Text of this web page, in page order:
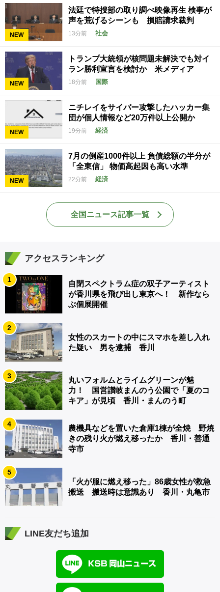
NEW
法廷で特捜部の取り調べ映像再生 検事が
声を荒げるシーンも 損賠請求裁判
13分前 社会
NEW
トランプ大統領が核問題未解決でも対イ
ラン勝利宣言を検討か 米メディア
18分前 国際
NEW
ニチレイをサイバー攻撃したハッカー集
団が個人情報など20万件以上公開か
19分前 経済
NEW
7月の倒産1000件以上 負債総額の半分が
「全東信」 物価高起因も高い水準
22分前 経済
全国ニュース記事一覧
アクセスランキング
1
自閉スペクトラム症の双子アーティスト
が香川県を飛び出し東京へ！ 新作なら
ぶ個展開催
2
女性のスカートの中にスマホを差し入れ
た疑い 男を逮捕 香川
3
丸いフォルムとライムグリーンが魅
力！ 国営讃岐まんのう公園で「夏のコ
キア」が見頃 香川・まんのう町
4
農機具などを置いた倉庫1棟が全焼 野焼
きの残り火が燃え移ったか 香川・善通
寺市
5
「火が服に燃え移った」86歳女性が救急
搬送 搬送時は意識あり 香川・丸亀市
LINE友だち追加